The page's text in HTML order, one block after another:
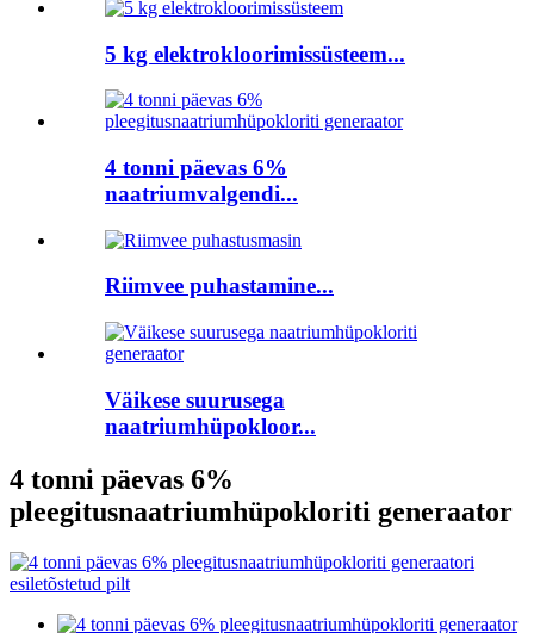
5 kg elektrokloorimissüsteem...
4 tonni päevas 6%
naatriumvalgendi...
Riimvee puhastamine...
Väikese suurusega
naatriumhüpokloor...
4 tonni päevas 6%
pleegitusnaatriumhüpokloriti generaator